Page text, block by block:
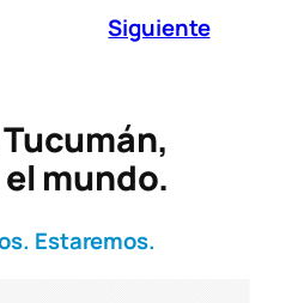
Siguiente
mundo.
Estaremos.